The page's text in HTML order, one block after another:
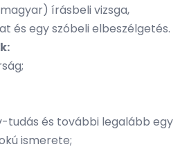
írásbeli vizsga,
és egy szóbeli elbeszélgetés.
tudás és további legalább egy
ismerete;